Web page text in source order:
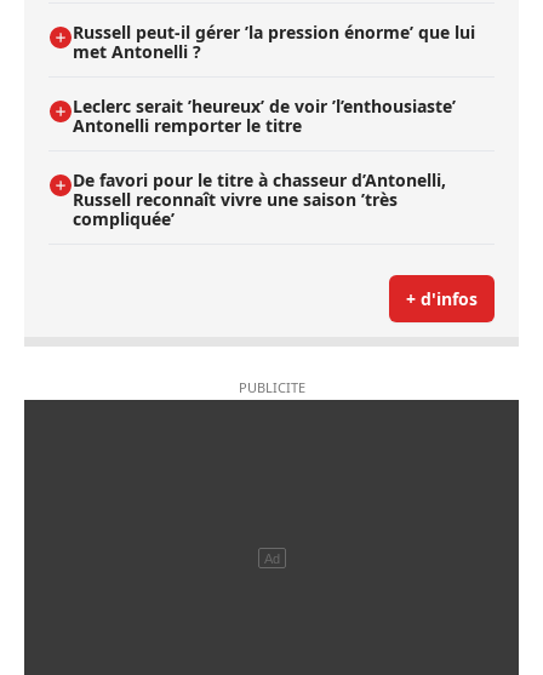
Russell peut-il gérer ’la pression énorme’ que lui
met Antonelli ?
Leclerc serait ’heureux’ de voir ’l’enthousiaste’
Antonelli remporter le titre
De favori pour le titre à chasseur d’Antonelli,
Russell reconnaît vivre une saison ’très
compliquée’
+ d'infos